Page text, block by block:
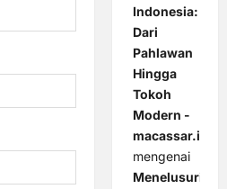
Indonesia:
Dari
Pahlawan
Hingga
Tokoh
Modern -
macassar.id
mengenai
Menelusuri